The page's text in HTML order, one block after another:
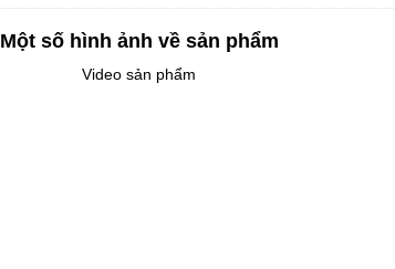
Một số hình ảnh về sản phẩm
Video sản phẩm